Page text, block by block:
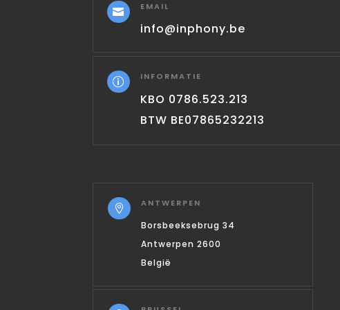
 EMAIL
info@inphony.be
p INFORMATIE
KBO 0786.523.213
BTW BE07865232213
 ANTWERPEN
Borsbeeksebrug 34
Antwerpen 2600
België